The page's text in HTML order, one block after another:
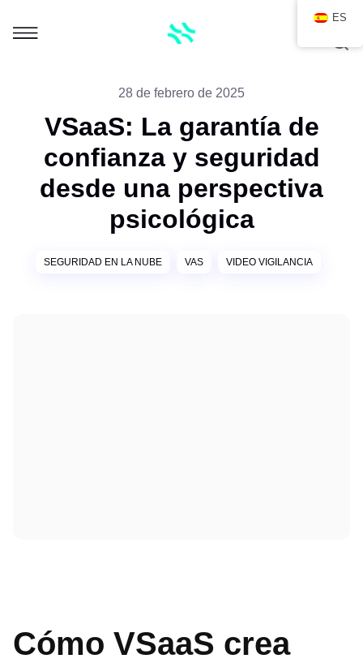
28 de febrero de 2025
VSaaS: La garantía de
confianza y seguridad
desde una perspectiva
psicológica
SEGURIDAD EN LA NUBE VAS VIDEO VIGILANCIA
Cómo VSaaS crea
ES